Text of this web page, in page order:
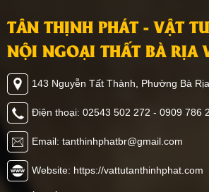
TÂN THỊNH PHÁT - VẬT TƯ
NỘI NGOẠI THẤT BÀ RỊA
143 Nguyễn Tất Thành, Phường Bà
Điện thoại: 02543 502 272 - 0909 786